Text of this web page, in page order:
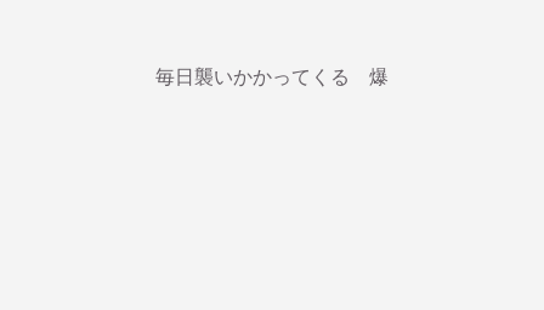
毎日襲いかかってくる 爆